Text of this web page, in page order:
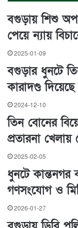
বগুড়ায় শিশু
পেয়ে ন্যায়
2025-01-09
বগুড়ার ধুনটে
কারাদণ্ড
2024-12-10
তিন বোনের
প্রতারনা
2025-02-05
ধুনটে কান্তনগর
গণসংযোগ ও
2026-01-27